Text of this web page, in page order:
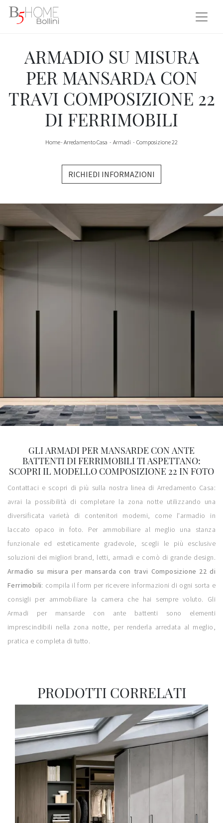
ARMADIO SU MISURA
PER MANSARDA CON
TRAVI COMPOSIZIONE 22
DI FERRIMOBILI
Home- Arredamento Casa - Armadi - Composizione 22
RICHIEDI INFORMAZIONI
GLI ARMADI PER MANSARDE CON ANTE
BATTENTI DI FERRIMOBILI TI ASPETTANO:
SCOPRI IL MODELLO COMPOSIZIONE 22 IN FOTO
Contattaci e scopri di più sulla nostra linea di Arredamento Casa:
avrai la possibilità di completare la zona notte utilizzando una
diversificata varietà di contenitori moderni, come l'armadio in
laccato opaco in foto. Per ammobiliare al meglio una stanza
funzionale ed esteticamente gradevole, scegli le più esclusive
soluzioni dei migliori brand, letti, armadi e comò di grande design.
Armadio su misura per mansarda con travi Composizione 22 di
Ferrimobili: compila il form per ricevere informazioni di ogni sorta e
consigli per ammobiliare la camera che hai sempre voluto. Gli
Armadi per mansarde con ante battenti sono elementi
imprescindibili nella zona notte, per renderla arredata al meglio,
pratica e completa di tutto.
PRODOTTI CORRELATI